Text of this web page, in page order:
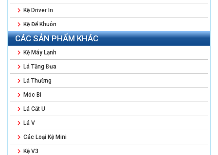
Kệ Driver In
Kệ Để Khuôn
CÁC SẢN PHẨM KHÁC
Kệ Máy Lạnh
Lá Tăng Đưa
Lá Thường
Móc Bi
Lá Cắt U
Lá V
Các Loại Kệ Mini
Kệ V3